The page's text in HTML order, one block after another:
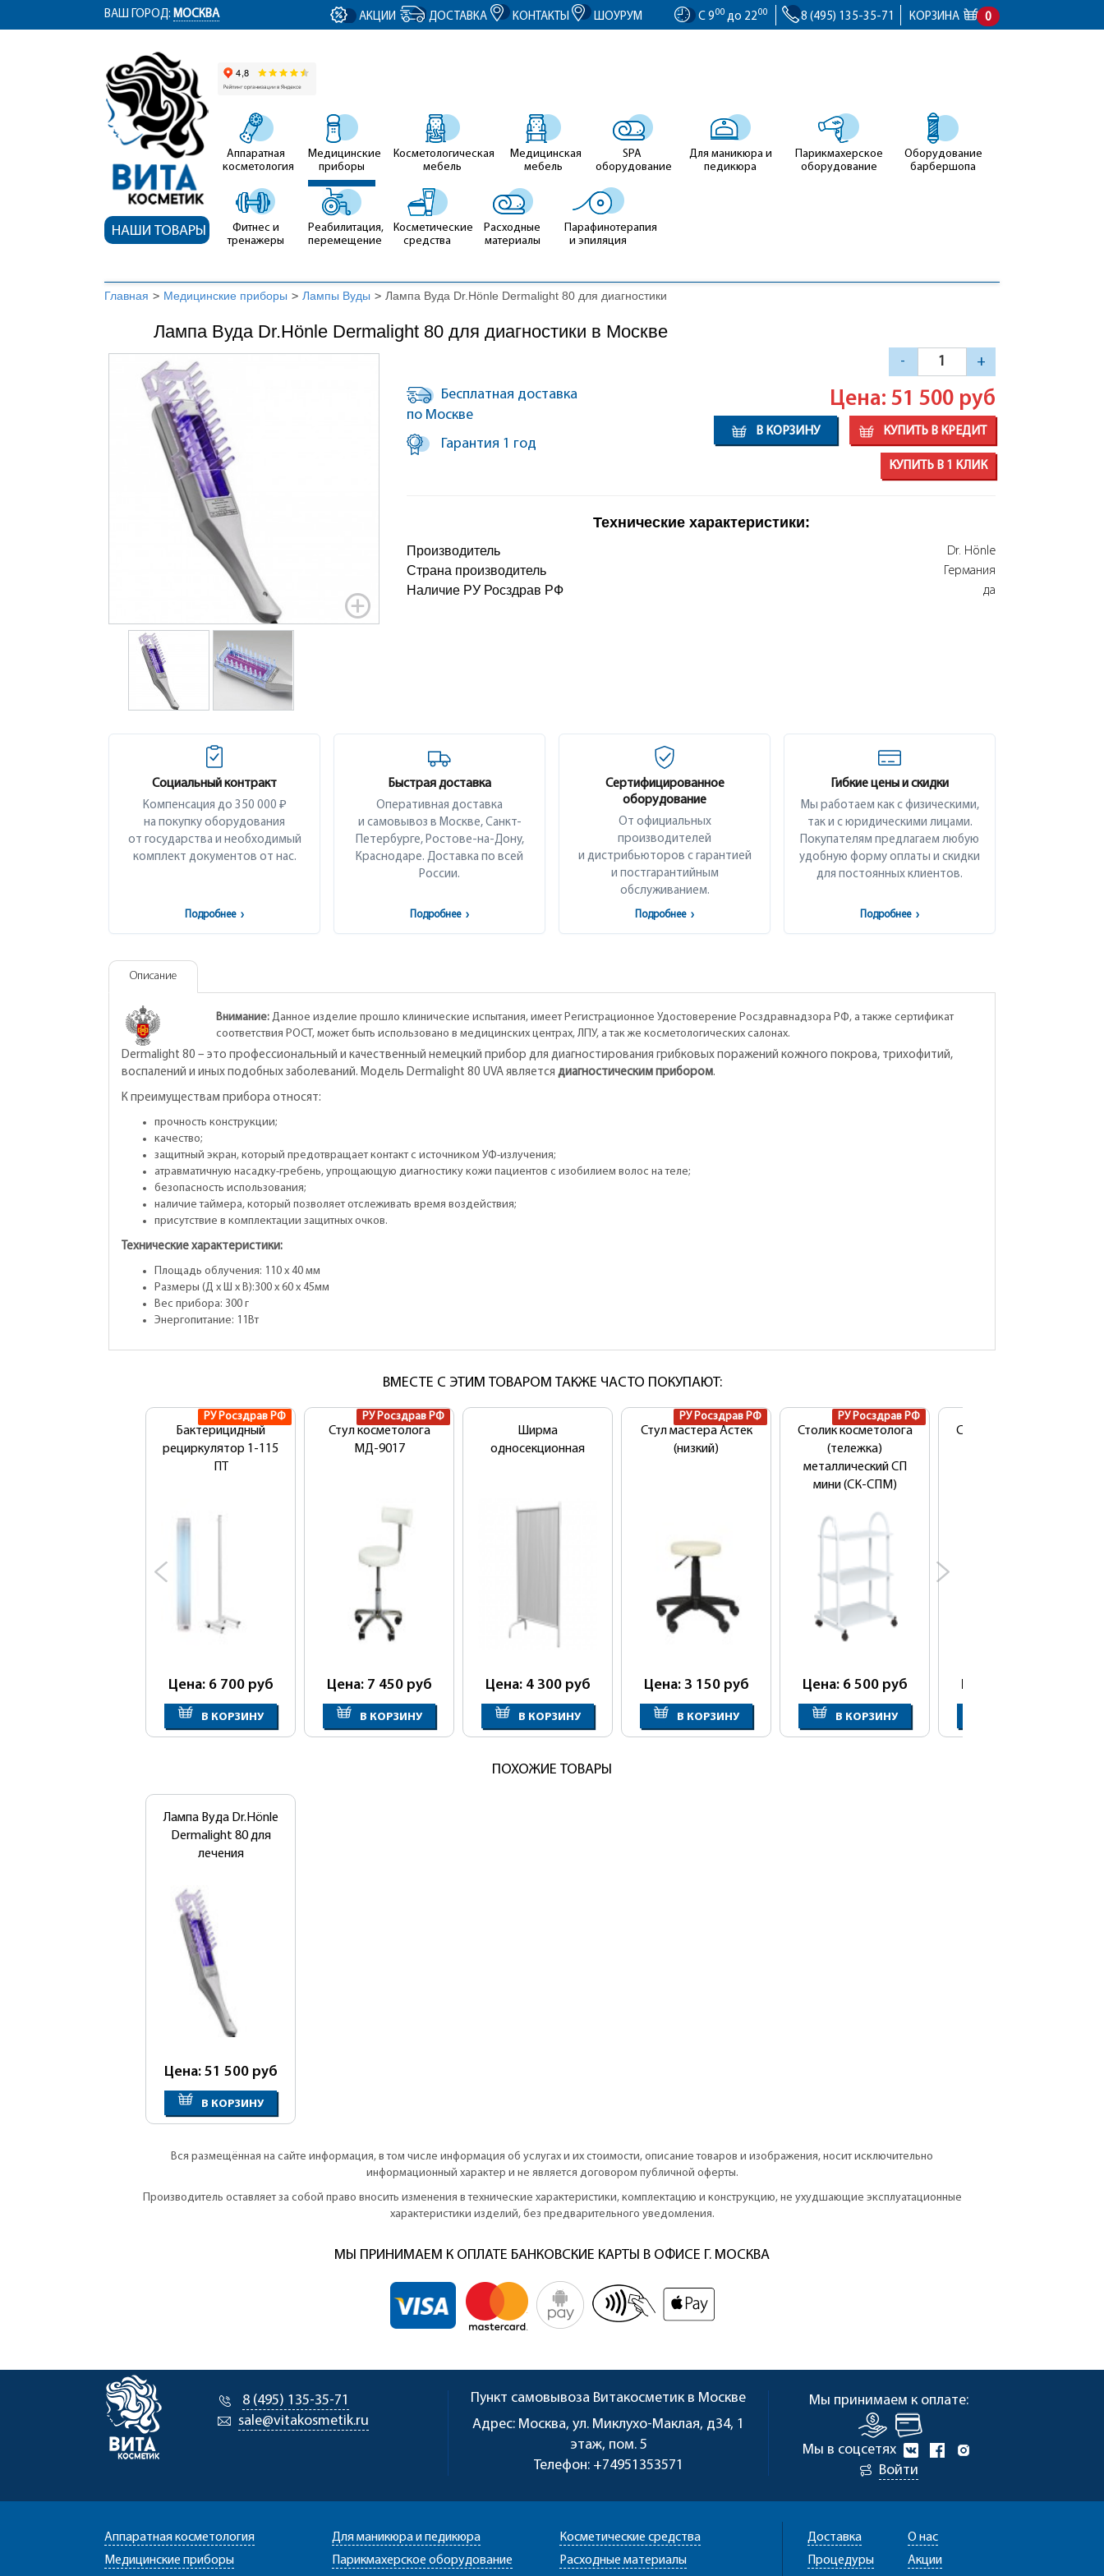
ym(12767704, 'getClientID', function(clientID) { document.getElementById('clientID').value = clientID; });
ВАШ ГОРОД: МОСКВА АКЦИИ ДОСТАВКА КОНТАКТЫ ШОУРУМ С 900 до 2200 8 (495) 135-35-71 КОРЗИНА 0
НАШИ ТОВАРЫ
Аппаратная
косметология
Медицинские
приборы
Косметологическая
мебель
Медицинская
мебель
SPA
оборудование
Для маникюра и
педикюра
Парикмахерское
оборудование
Оборудование
барбершопа
Фитнес и
тренажеры
Реабилитация,
перемещение
Косметические
средства
Расходные
материалы
Парафинотерапия
и эпиляция
Главная > Медицинские приборы > Лампы Вуды > Лампа Вуда Dr.Hönle Dermalight 80 для диагностики
Лампа Вуда Dr.Hönle Dermalight 80 для диагностики в Москве
- +
Бесплатная доставка
по Москве
Гарантия 1 год
Цена: 51 500 руб
В КОРЗИНУ КУПИТЬ В КРЕДИТ
КУПИТЬ В 1 КЛИК
Технические характеристики:
Производитель Dr. Hönle
Страна производитель Германия
Наличие РУ Росздрав РФ да
Социальный контракт
Компенсация до 350 000 ₽
на покупку оборудования
от государства и необходимый
комплект документов от нас.
Подробнее ›
Быстрая доставка
Оперативная доставка
и самовывоз в Москве, Санкт-
Петербурге, Ростове-на-Дону,
Краснодаре. Доставка по всей
России.
Подробнее ›
Сертифицированное
оборудование
От официальных
производителей
и дистрибьюторов с гарантией
и постгарантийным
обслуживанием.
Подробнее ›
Гибкие цены и скидки
Мы работаем как с физическими,
так и с юридическими лицами.
Покупателям предлагаем любую
удобную форму оплаты и скидки
для постоянных клиентов.
Подробнее ›
Описание
Внимание: Данное изделие прошло клинические испытания, имеет Регистрационное Удостоверение Росздравнадзора РФ, а также сертификат
соответствия РОСТ, может быть использовано в медицинских центрах, ЛПУ, а так же косметологических салонах.
Dermalight 80 – это профессиональный и качественный немецкий прибор для диагностирования грибковых поражений кожного покрова, трихофитий,
воспалений и иных подобных заболеваний. Модель Dermalight 80 UVA является диагностическим прибором.
К преимуществам прибора относят:
прочность конструкции;
качество;
защитный экран, который предотвращает контакт с источником УФ-излучения;
атравматичную насадку-гребень, упрощающую диагностику кожи пациентов с изобилием волос на теле;
безопасность использования;
наличие таймера, который позволяет отслеживать время воздействия;
присутствие в комплектации защитных очков.
Технические характеристики:
Площадь облучения: 110 х 40 мм
Размеры (Д х Ш х В):300 х 60 х 45мм
Вес прибора: 300 г
Энергопитание: 11Вт
ВМЕСТЕ С ЭТИМ ТОВАРОМ ТАКЖЕ ЧАСТО ПОКУПАЮТ:
РУ Росздрав РФ
Бактерицидный
рециркулятор 1-115
Цена: 6 700 руб
В КОРЗИНУ
РУ Росздрав РФ
Стул косметолога
MД-9017
Цена: 7 450 руб
В КОРЗИНУ
Ширма
односекционная
Цена: 4 300 руб
В КОРЗИНУ
РУ Росздрав РФ
Стул мастера Астек
(низкий)
Цена: 3 150 руб
В КОРЗИНУ
РУ Росздрав РФ
Столик косметолога
(тележка)
металлический СП
мини (СК-СПМ)
Цена: 6 500 руб
В КОРЗИНУ
Столик косметолога
Цена: 5 600
ПОХОЖИЕ ТОВАРЫ
Лампа Вуда Dr.Hönle
Dermalight 80 для
лечения
Цена: 51 500 руб
В КОРЗИНУ
Вся размещённая на сайте информация, в том числе информация об услугах и их стоимости, описание товаров и изображения, носит исключительно
информационный характер и не является договором публичной оферты.
Производитель оставляет за собой право вносить изменения в технические характеристики, комплектацию и конструкцию, не ухудшающие эксплуатационные
характеристики изделий, без предварительного уведомления.
МЫ ПРИНИМАЕМ К ОПЛАТЕ БАНКОВСКИЕ КАРТЫ В ОФИСЕ Г. МОСКВА
8 (495) 135-35-71
sale@vitakosmetik.ru
Пункт самовывоза Витакосметик в Москве
Адрес: Москва, ул. Миклухо-Маклая, д34, 1
этаж, пом. 5
Телефон: +74951353571
Мы принимаем к оплате:
Мы в соцсетях
Войти
Аппаратная косметология
Медицинские приборы
Для маникюра и педикюра
Парикмахерское оборудование
Косметические средства
Расходные материалы
Доставка
Процедуры
О нас
Акции